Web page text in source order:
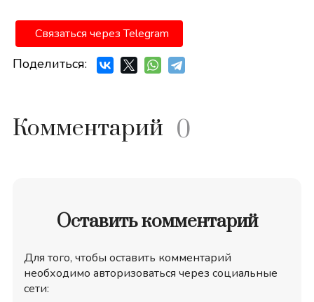
Связаться через Telegram
Поделиться:
Комментарий 0
Оставить комментарий
Для того, чтобы оставить комментарий
необходимо авторизоваться через социальные
сети: